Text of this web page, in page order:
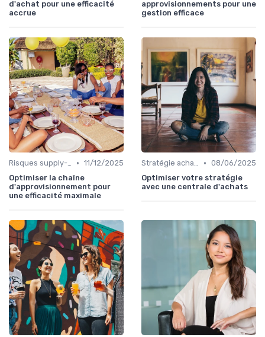
d'achat pour une efficacité
accrue
approvisionnements pour une
gestion efficace
Risques supply-chain • 11/12/2025
Optimiser la chaîne
d'approvisionnement pour
une efficacité maximale
Stratégie achats • 08/06/2025
Optimiser votre stratégie
avec une centrale d'achats